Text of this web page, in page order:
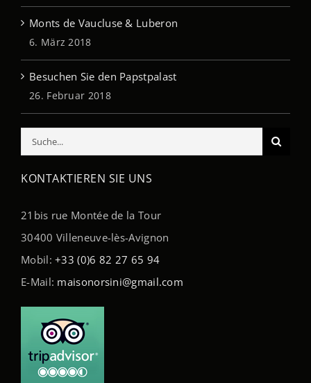
Monts de Vaucluse & Luberon
6. März 2018
Besuchen Sie den Papstpalast
26. Februar 2018
Suche
KONTAKTIEREN SIE UNS
21bis rue Montée de la Tour
30400 Villeneuve-lès-Avignon
Mobil:+33 (0)6 82 27 65 94
E-Mail: maisonorsini@gmail.com